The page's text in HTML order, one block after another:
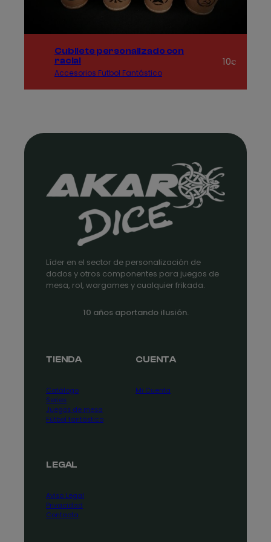
Cubilete personalizado con
racial
Accesorios Futbol Fantástico
10€
Líder en el sector de personalización de
dados y otros componentes para juegos de
mesa, rol, wargames y cualquier frikada.
10 años aportando ilusión.
TIENDA
Catálogo
Series
Juegos de mesa
Fútbol fantástico
CUENTA
Mi Cuenta
LEGAL
Aviso Legal
Privacidad
Contacta